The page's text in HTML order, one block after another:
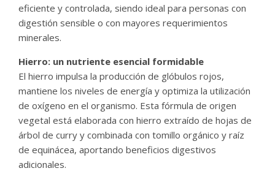
eficiente y controlada, siendo ideal para personas con
digestión sensible o con mayores requerimientos
minerales.
Hierro: un nutriente esencial formidable
El hierro impulsa la producción de glóbulos rojos,
mantiene los niveles de energía y optimiza la utilización
de oxígeno en el organismo. Esta fórmula de origen
vegetal está elaborada con hierro extraído de hojas de
árbol de curry y combinada con tomillo orgánico y raíz
de equinácea, aportando beneficios digestivos
adicionales.